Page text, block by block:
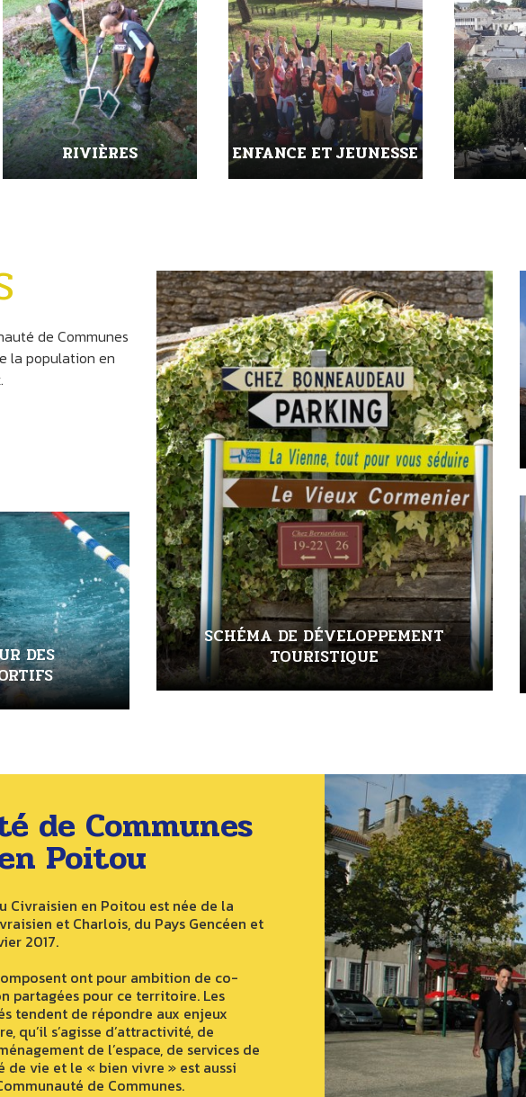
VOIRIE URBANISME
de Communes
la population en
DES
SCHÉMA DE DÉVELOPPEMENT
TOURISTIQUE
de Communes
Poitou
Civraisien en Poitou est née de la
et Charlois, du Pays Gencéen et
2017.
ont pour ambition de co-
partagées pour ce territoire. Les
tendent de répondre aux enjeux
qu’il s’agisse d’attractivité, de
de l’espace, de services de
vie et le « bien vivre » est aussi
de Communes.